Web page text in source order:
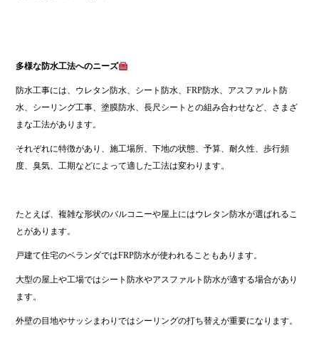
多様な防水工法へのニーズ
防水工事には、ウレタン防水、シート防水、FRP防水、アスファルト防
水、シーリング工事、塗膜防水、長尺シートとの組み合わせなど、さまざ
まな工法があります。
それぞれに特徴があり、施工場所、下地の状態、予算、耐久性、歩行頻
度、臭気、工期などによって適した工法は変わります。
たとえば、複雑な形状のバルコニーや屋上にはウレタン防水が選ばれるこ
とがあります。
戸建て住宅のベランダではFRP防水が使われることもあります。
大型の屋上や工場ではシート防水やアスファルト防水が適する場合があり
ます。
外壁の目地やサッシまわりではシーリングの打ち替えが重要になります。